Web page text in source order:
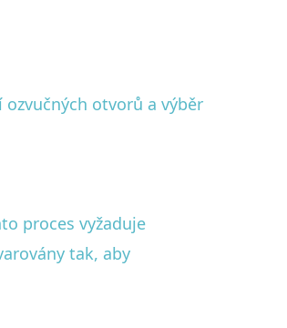
otvorů a výběr
proces vyžaduje
tak, aby